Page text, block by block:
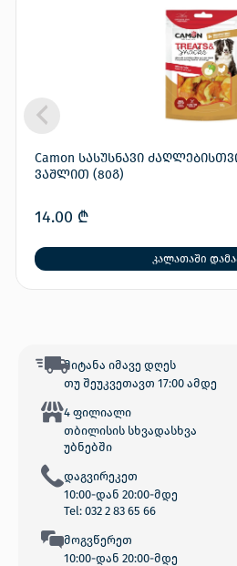
Camon სასუსნავი
ვაშლით (80გ)
14.00 ₾
კალათაში
მიტანა იმავე დღეს
თუ შეუკვეთავთ 17:00 ამდე
4 ფილიალი
თბილისის სხვადასხვა
უბნებში
დაგვირეკეთ
10:00-დან 20:00-მდე
Tel: 032 2 83 65 66
მოგვწერეთ
10:00-დან 20:00-მდე